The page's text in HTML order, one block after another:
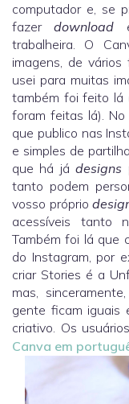
computador e, se
fazer download
trabalheira. O
imagens, de vários
usei para muitas
também foi feito lá
foram feitas lá).
que publico nas
e simples de
que há já designs
tanto podem
vosso próprio
acessíveis tanto
Também foi lá que
do Instagram, por
criar Stories é a
mas,
gente ficam iguais
criativo. Os
Canva em